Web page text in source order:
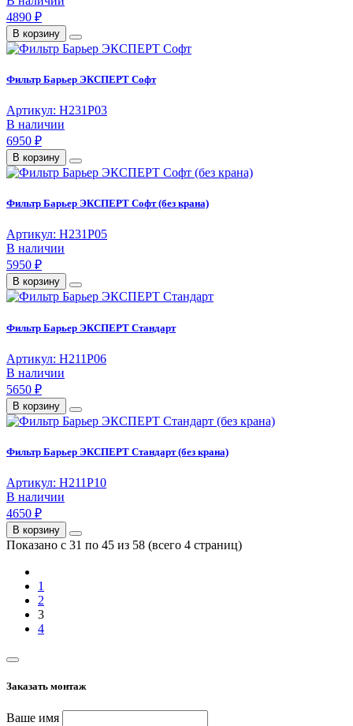
4890 ₽
В корзину
Фильтр Барьер ЭКСПЕРТ Софт
Артикул: Н231Р03
В наличии
6950 ₽
В корзину
Фильтр Барьер ЭКСПЕРТ Софт (без крана)
Артикул: Н231Р05
В наличии
5950 ₽
В корзину
Фильтр Барьер ЭКСПЕРТ Стандарт
Артикул: Н211Р06
В наличии
5650 ₽
В корзину
Фильтр Барьер ЭКСПЕРТ Стандарт (без крана)
Артикул: Н211Р10
В наличии
4650 ₽
В корзину
Показано с 31 по 45 из 58 (всего 4 страниц)
1
2
3
4
Заказать монтаж
Ваше имя